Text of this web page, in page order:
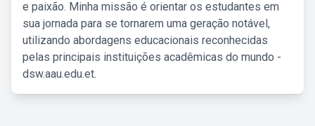
e paixão. Minha missão é orientar os estudantes em
sua jornada para se tornarem uma geração notável,
utilizando abordagens educacionais reconhecidas
pelas principais instituições acadêmicas do mundo -
dsw.aau.edu.et.